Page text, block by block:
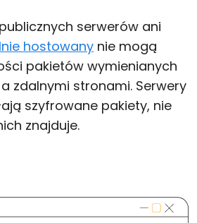
serwerów ani
hostowany nie mogą
pakietów wymienianych
zdalnymi stronami. Serwery
szyfrowane pakiety, nie
znajduje.